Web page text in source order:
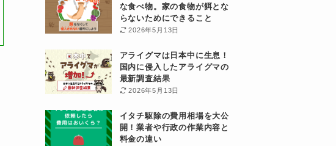
な食べ物。家の食物が餌とな
らないためにできること
2026年5月13日
アライグマは日本中に生息！
国内に侵入したアライグマの
最新調査結果
2026年5月13日
イタチ駆除の費用相場を大公
開！業者や行政の作業内容と
料金の違い